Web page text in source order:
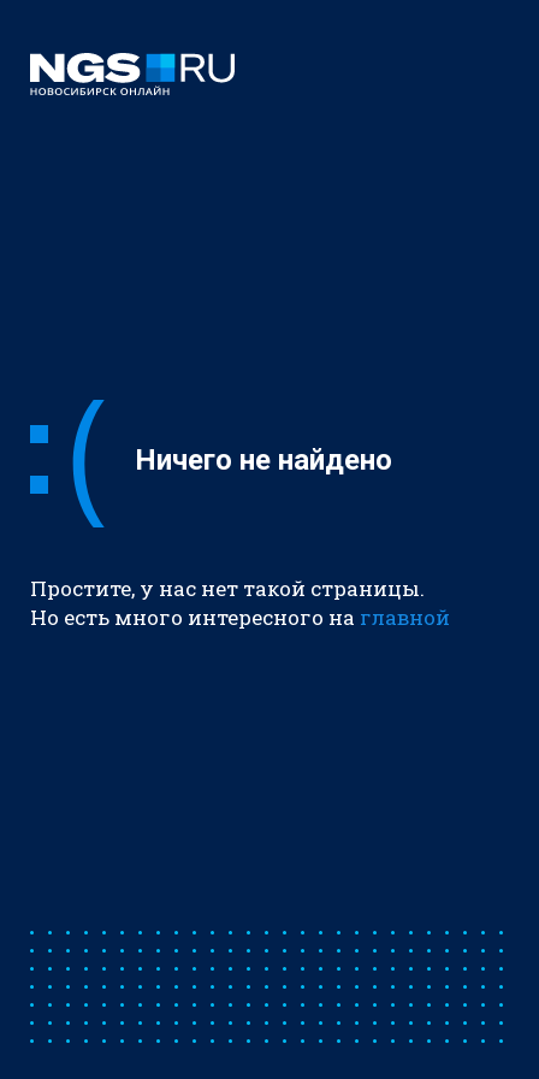
Ничего не найдено
Простите, у нас нет такой страницы.
Но есть много интересного на главной